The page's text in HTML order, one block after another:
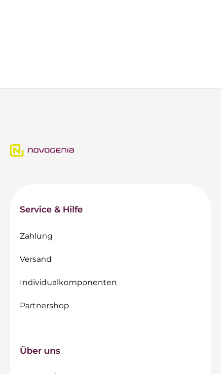
Service & Hilfe
Zahlung
Versand
Individualkomponenten
Partnershop
Über uns